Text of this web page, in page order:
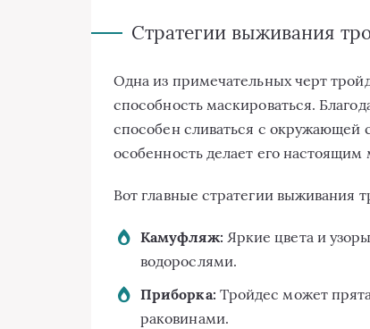
Стратегии выживания
Одна из примечательных черт
способность маскироваться.
способен сливаться с окружающей
особенность делает его
Вот главные стратегии выживания
Камуфляж: Яркие цвета и
водорослями.
Приборка: Тройдес может
раковинами.